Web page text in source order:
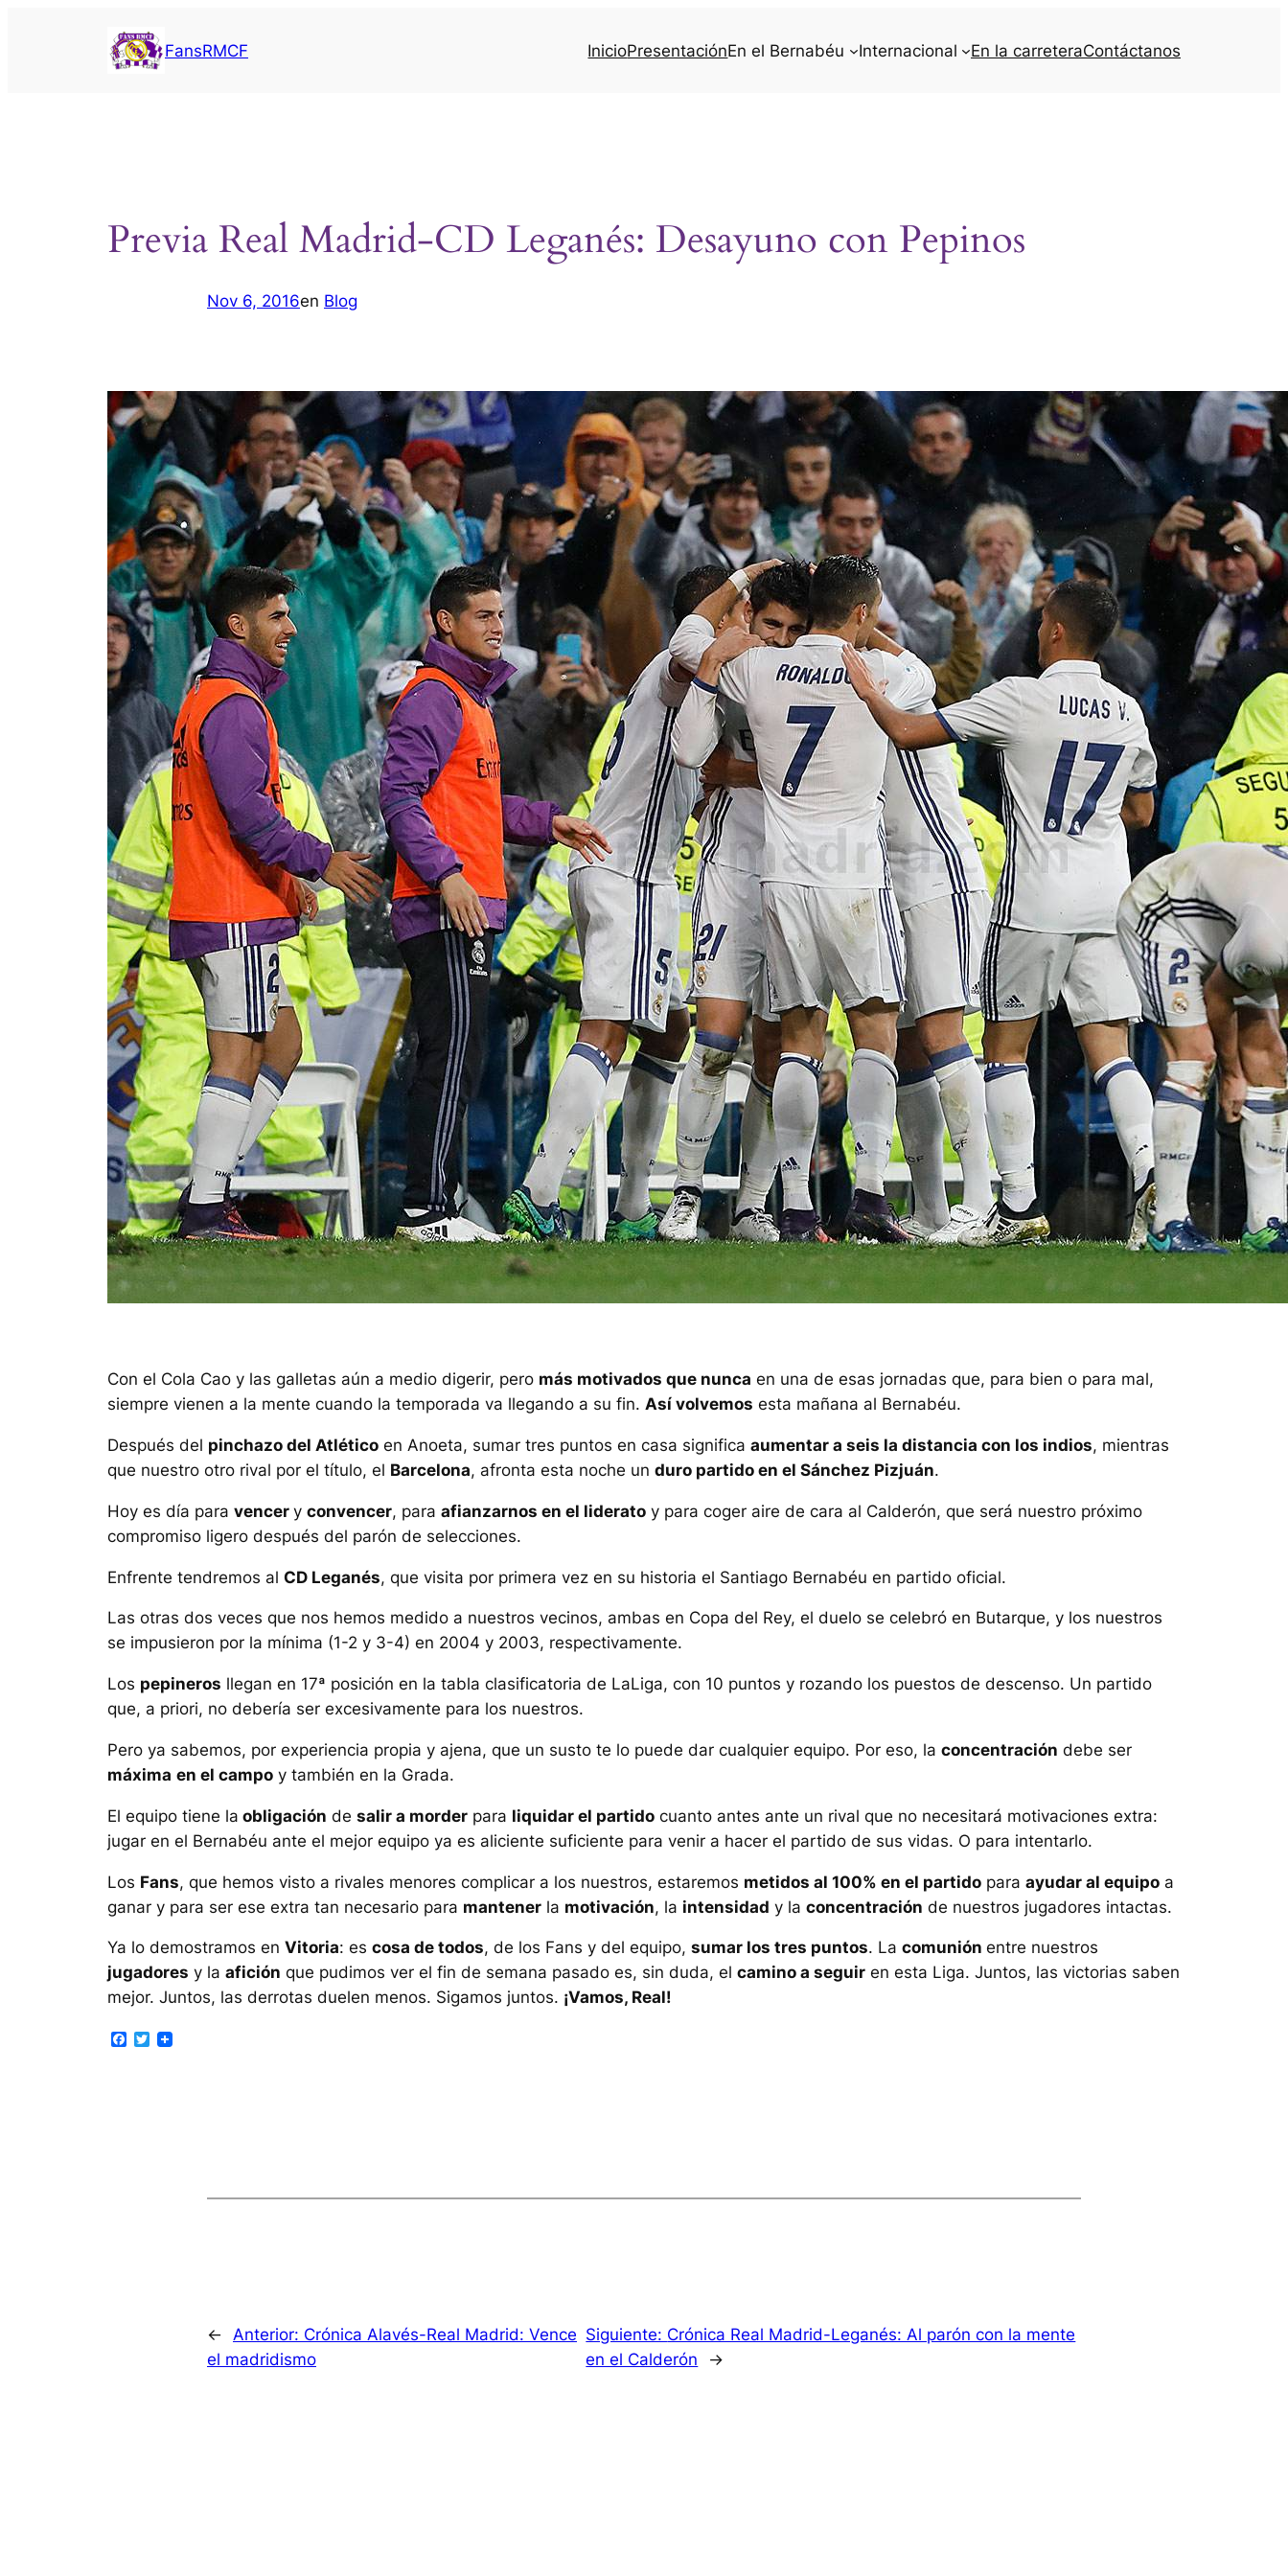
FansRMCF InicioPresentaciónEn el Bernabéu Internacional En la carreteraContáctanos
Previa Real Madrid-CD Leganés: Desayuno con Pepinos
Nov 6, 2016en Blog
Con el Cola Cao y las galletas aún a medio digerir, pero más motivados que nunca en una de esas jornadas que, para bien o para mal,
siempre vienen a la mente cuando la temporada va llegando a su fin. Así volvemos esta mañana al Bernabéu.
Después del pinchazo del Atlético en Anoeta, sumar tres puntos en casa significa aumentar a seis la distancia con los indios, mientras
que nuestro otro rival por el título, el Barcelona, afronta esta noche un duro partido en el Sánchez Pizjuán.
Hoy es día para vencer y convencer, para afianzarnos en el liderato y para coger aire de cara al Calderón, que será nuestro próximo
compromiso ligero después del parón de selecciones.
Enfrente tendremos al CD Leganés, que visita por primera vez en su historia el Santiago Bernabéu en partido oficial.
Las otras dos veces que nos hemos medido a nuestros vecinos, ambas en Copa del Rey, el duelo se celebró en Butarque, y los nuestros
se impusieron por la mínima (1-2 y 3-4) en 2004 y 2003, respectivamente.
Los pepineros llegan en 17ª posición en la tabla clasificatoria de LaLiga, con 10 puntos y rozando los puestos de descenso. Un partido
que, a priori, no debería ser excesivamente para los nuestros.
Pero ya sabemos, por experiencia propia y ajena, que un susto te lo puede dar cualquier equipo. Por eso, la concentración debe ser
máxima en el campo y también en la Grada.
El equipo tiene la obligación de salir a morder para liquidar el partido cuanto antes ante un rival que no necesitará motivaciones extra:
jugar en el Bernabéu ante el mejor equipo ya es aliciente suficiente para venir a hacer el partido de sus vidas. O para intentarlo.
Los Fans, que hemos visto a rivales menores complicar a los nuestros, estaremos metidos al 100% en el partido para ayudar al equipo a
ganar y para ser ese extra tan necesario para mantener la motivación, la intensidad y la concentración de nuestros jugadores intactas.
Ya lo demostramos en Vitoria: es cosa de todos, de los Fans y del equipo, sumar los tres puntos. La comunión entre nuestros
jugadores y la afición que pudimos ver el fin de semana pasado es, sin duda, el camino a seguir en esta Liga. Juntos, las victorias saben
mejor. Juntos, las derrotas duelen menos. Sigamos juntos. ¡Vamos, Real!
Facebook
Twitter
← Anterior: Crónica Alavés-Real Madrid: Vence
el madridismo
Siguiente: Crónica Real Madrid-Leganés: Al parón con la mente
en el Calderón
→